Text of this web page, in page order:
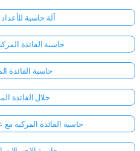
آلة حاسبة
حاسبة الفائدة
حاسبة الفائدة
حلال الفائدة
حاسبة الفائدة المركبة